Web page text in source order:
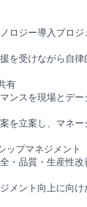
ロジー導入プロ
を受けながら自律
有
ンスを現場とデ
を立案し、マネー
プマネジメント
・品質・生産性
メント向上に向